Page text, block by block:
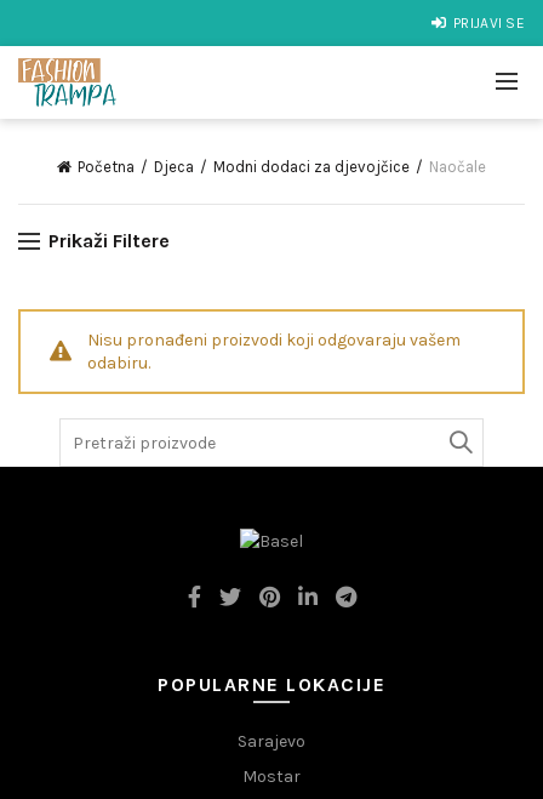
PRIJAVI SE
Početna Djeca Modni dodaci za djevojčice Naočale
Prikaži Filtere
Nisu pronađeni proizvodi koji odgovaraju vašem
odabiru.
POPULARNE LOKACIJE
Sarajevo
Mostar